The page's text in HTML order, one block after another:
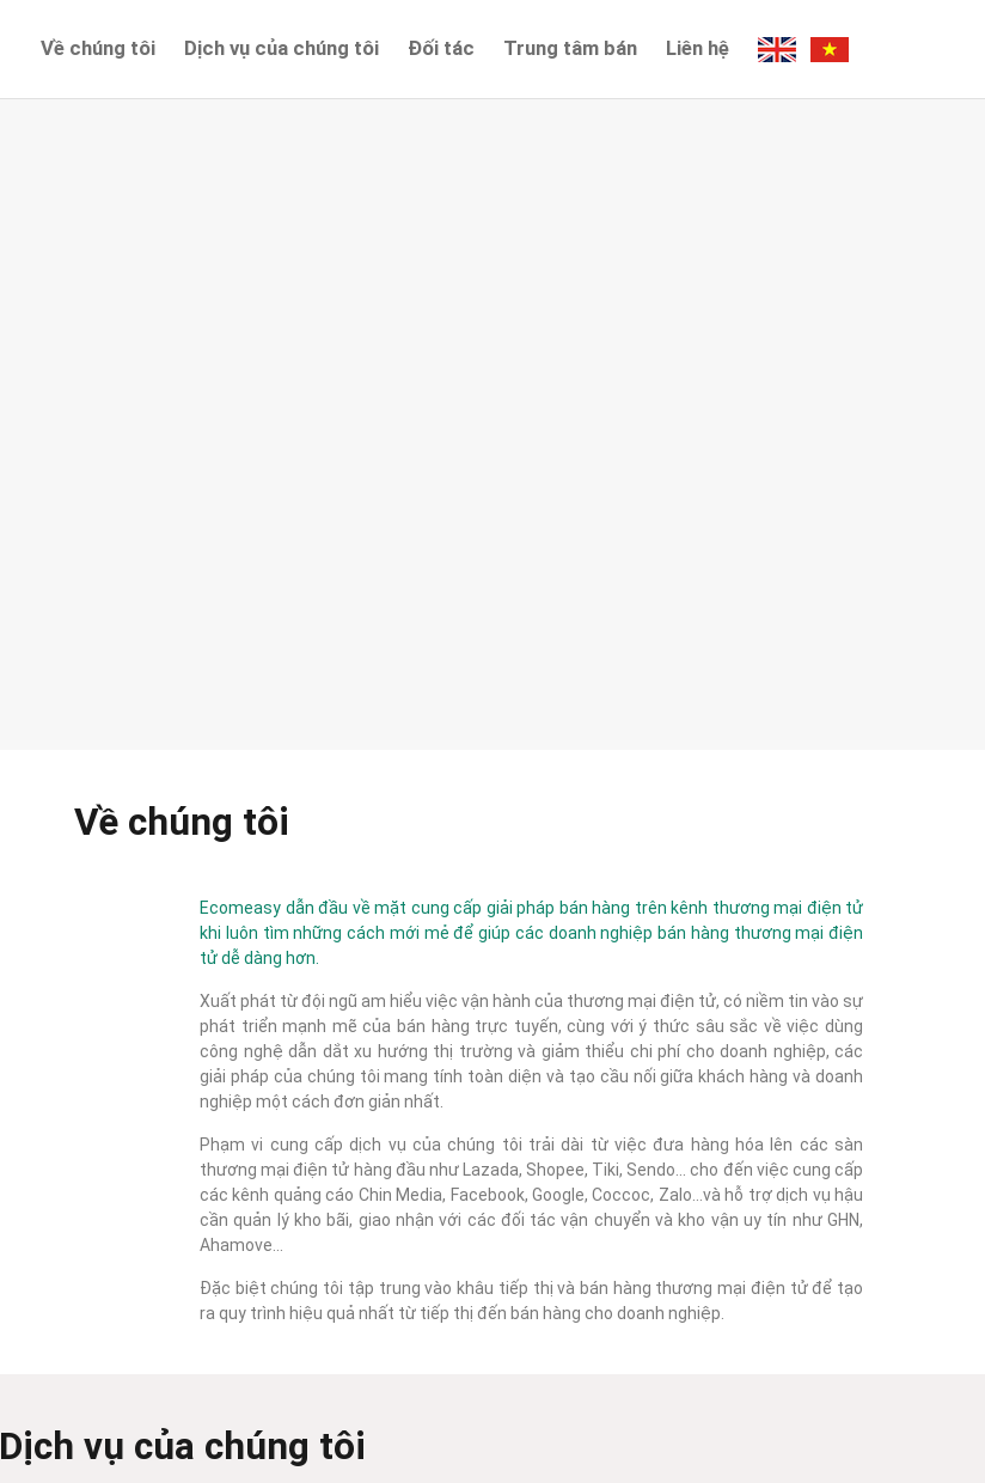
Về chúng tôi Dịch vụ của chúng tôi Đối tác Trung tâm bán Liên hệ
Về chúng tôi
Ecomeasy dẫn đầu về mặt cung cấp giải pháp bán hàng trên kênh thương mại điện tử
khi luôn tìm những cách mới mẻ để giúp các doanh nghiệp bán hàng thương mại điện
tử dễ dàng hơn.
Xuất phát từ đội ngũ am hiểu việc vận hành của thương mại điện tử, có niềm tin vào sự
phát triển mạnh mẽ của bán hàng trực tuyến, cùng với ý thức sâu sắc về việc dùng
công nghệ dẫn dắt xu hướng thị trường và giảm thiểu chi phí cho doanh nghiệp, các
giải pháp của chúng tôi mang tính toàn diện và tạo cầu nối giữa khách hàng và doanh
nghiệp một cách đơn giản nhất.
Phạm vi cung cấp dịch vụ của chúng tôi trải dài từ việc đưa hàng hóa lên các sàn
thương mại điện tử hàng đầu như Lazada, Shopee, Tiki, Sendo... cho đến việc cung cấp
các kênh quảng cáo Chin Media, Facebook, Google, Coccoc, Zalo...và hỗ trợ dịch vụ hậu
cần quản lý kho bãi, giao nhận với các đối tác vận chuyển và kho vận uy tín như GHN,
Ahamove...
Đặc biệt chúng tôi tập trung vào khâu tiếp thị và bán hàng thương mại điện tử để tạo
ra quy trình hiệu quả nhất từ tiếp thị đến bán hàng cho doanh nghiệp.
Dịch vụ của chúng tôi